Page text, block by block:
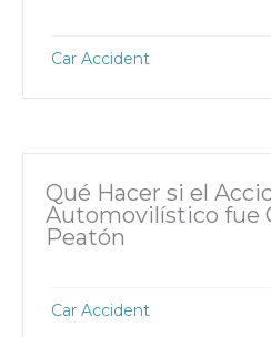
Car Accident
Qué Hacer si el
Automovilístico fue
Peatón
Car Accident